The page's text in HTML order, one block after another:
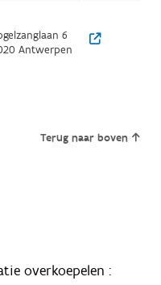
6
Antwerpen
Terug naar boven
overkoepelen :